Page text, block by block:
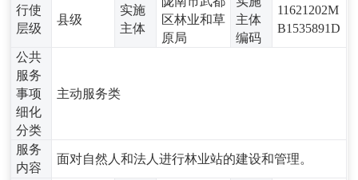
行使
层级
县级
实施
主体
区林业和草
原局
主体
编码
11621202M
B1535891D
公共
服务
事项
细化
分类
主动服务类
服务
内容
面对自然人和法人进行林业站的建设和管理。